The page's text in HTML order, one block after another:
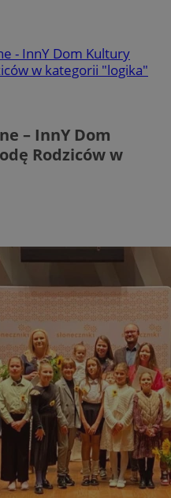
- InnY Dom Kultury
w kategorii "logika"
– InnY Dom
Rodziców w